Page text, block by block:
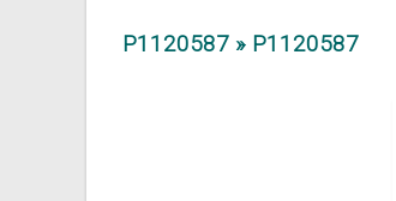
P1120587 » P1120587